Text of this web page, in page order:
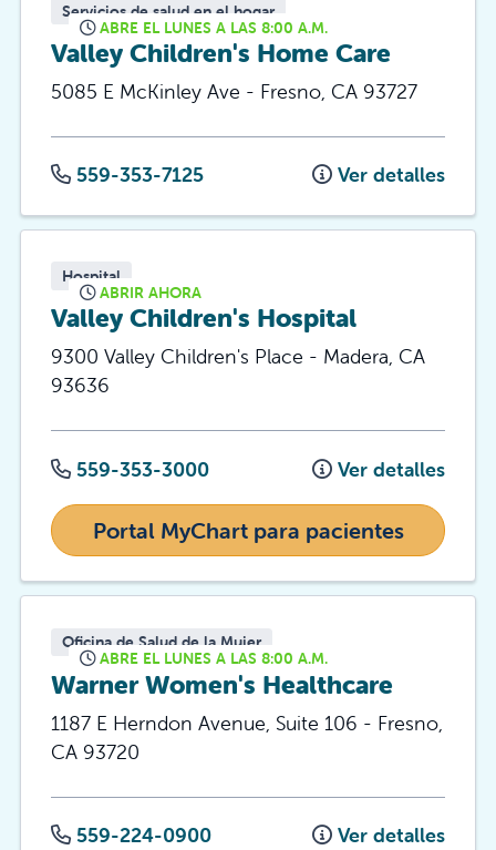
Servicios de salud en el hogar
ABRE EL LUNES A LAS 8:00 A.M.
Valley Children's Home Care
5085 E McKinley Ave - Fresno, CA 93727
559-353-7125 Ver detalles
Hospital
ABRIR AHORA
Valley Children's Hospital
9300 Valley Children's Place - Madera, CA
93636
559-353-3000 Ver detalles
Portal MyChart para pacientes
Oficina de Salud de la Mujer
ABRE EL LUNES A LAS 8:00 A.M.
Warner Women's Healthcare
1187 E Herndon Avenue, Suite 106 - Fresno,
CA 93720
559-224-0900 Ver detalles